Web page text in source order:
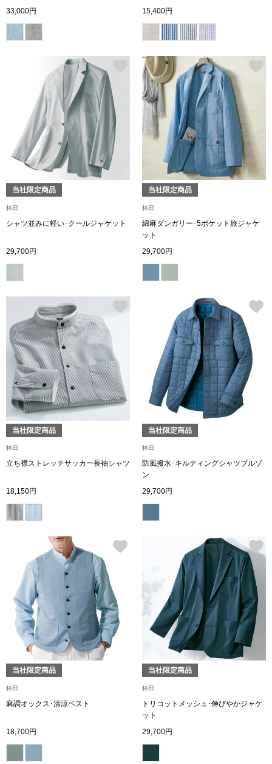
BOGARD 最新号はこちら
ランド
集
タログ
／チュニック
ダーウェア
セーター／カ
ベスト
その他
ボトムス
パンツ／スラ
ルーム･アン
ルームウェア
アンダーウェア
ハンドバッグ
ショルダーバ
ブリーフケース
クラッチバッグ
リュック･バッ
33,000円
15,400円
当社限定商品
林田
シャツ並みに軽い･クールジャケット
29,700円
当社限定商品
林田
綿麻ダンガリー･5ポケット旅ジャケ
ット
29,700円
当社限定商品
林田
立ち襟ストレッチサッカー長袖シャツ
18,150円
当社限定商品
林田
防風撥水･キルティングシャツブルゾ
ン
29,700円
当社限定商品
林田
麻調オックス･清涼ベスト
18,700円
当社限定商品
林田
トリコットメッシュ･伸びやかジャケ
ット
29,700円